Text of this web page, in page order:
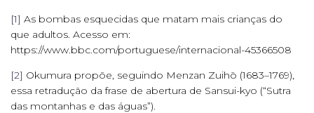
[1] As bombas esquecidas que matam mais crianças do
que adultos. Acesso em:
https://www.bbc.com/portuguese/internacional-45366508
[2] Okumura propõe, seguindo Menzan Zuihō (1683–1769),
essa retradução da frase de abertura de Sansui-kyo (“Sutra
das montanhas e das águas”).